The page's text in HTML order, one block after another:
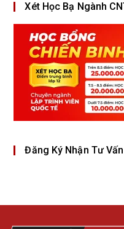
Xét Học Bạ Ngành
Đăng Ký Nhận Tư Vấn